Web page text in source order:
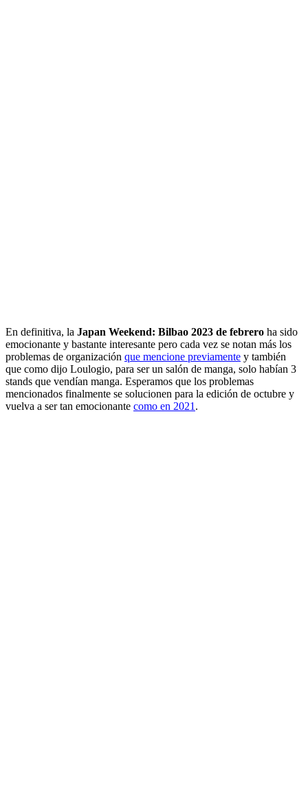
En definitiva, la Japan Weekend: Bilbao 2023 de febrero ha sido
emocionante y bastante interesante pero cada vez se notan más los
problemas de organización que mencione previamente y también
que como dijo Loulogio, para ser un salón de manga, solo habían 3
stands que vendían manga. Esperamos que los problemas
mencionados finalmente se solucionen para la edición de octubre y
vuelva a ser tan emocionante como en 2021 .